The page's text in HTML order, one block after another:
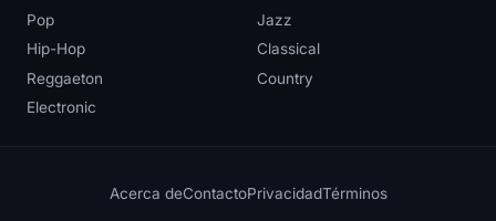
Pop
Jazz
Hip-Hop
Classical
Reggaeton
Country
Electronic
Acerca deContactoPrivacidadTérminos